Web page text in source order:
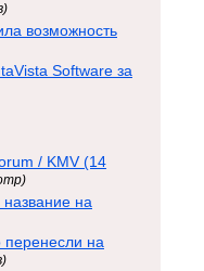
возможность
Software за
/ KMV (14
на
на